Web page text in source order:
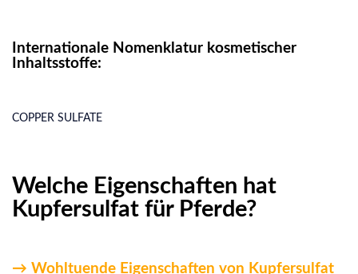
Internationale Nomenklatur kosmetischer
Inhaltsstoffe:
COPPER SULFATE
Welche Eigenschaften hat
Kupfersulfat für Pferde?
→ Wohltuende Eigenschaften von Kupfersulfat